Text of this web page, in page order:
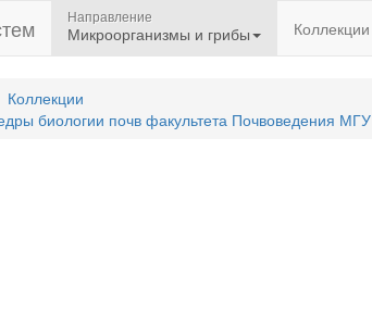
Направление
Микроорганизмы и грибы Коллекции
Коллекции
биологии почв факультета Почвоведения МГУ